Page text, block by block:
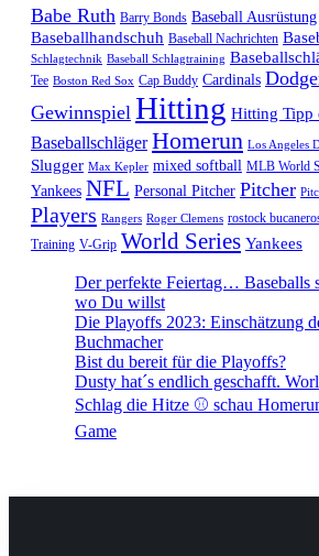
Babe Ruth Barry Bonds Baseball Ausrüstung
Baseballhandschuh Baseball Nachrichten
Schlagtechnik Baseball Schlagtraining
Tee Boston Red Sox Cap Buddy Cardinals
Gewinnspiel Hitting Hitting Tipp
Baseballschläger Homerun Los Angeles
Slugger Max Kepler mixed softball MLB World
Yankees NFL Personal Pitcher Pitcher
Players Rangers Roger Clemens rostock
Training V-Grip World Series Yankees
Der perfekte Feiertag… Baseballs
wo Du willst
Die Playoffs 2023: Einschätzung
Buchmacher
Bist du bereit für die Playoffs?
Dusty hat´s endlich geschafft.
Schlag die Hitze ⚾️ schau
Game